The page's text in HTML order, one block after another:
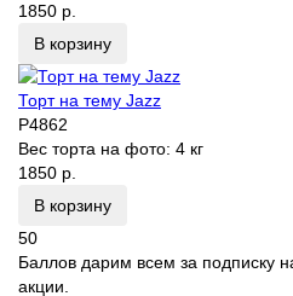
1850 р.
В корзину
Торт на тему Jazz
P4862
Вес торта на фото: 4 кг
1850 р.
В корзину
50
Баллов дарим всем за подписку
акции.